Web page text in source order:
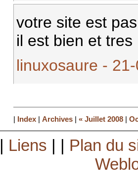
votre site est
il est bien et tres
linuxosaure -
| Index | Archives | « Juillet 2008 |
Liens | | Plan du